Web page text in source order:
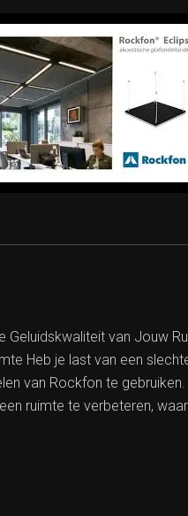
Geluidskwaliteit van Jouw
Heb je last van een
van Rockfon te
ruimte te verbeteren,